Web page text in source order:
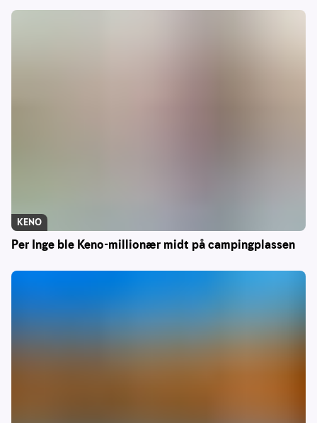
Per Inge ble Keno-millionær midt på campingplassen
KENO